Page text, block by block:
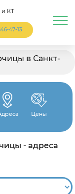
и КТ
47-13
в Санкт-
Цены
- адреса